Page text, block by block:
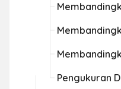
Pengukuran